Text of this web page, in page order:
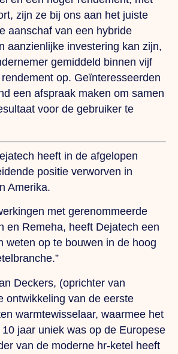
zijn ze bij ons aan het juiste
aanschaf van een hybride
aanzienlijke investering kan zijn,
gemiddeld binnen vijf
op. Geïnteresseerden
een afspraak maken om samen
voor de gebruiker te
heeft in de afgelopen
positie verworven in
Amerika.
met gerenommeerde
en Remeha, heeft Dejatech een
weten op te bouwen in de hoog
Deckers, (oprichter van
ontwikkeling van de eerste
warmtewisselaar, waarmee het
jaar uniek was op de Europese
van de moderne hr-ketel heeft